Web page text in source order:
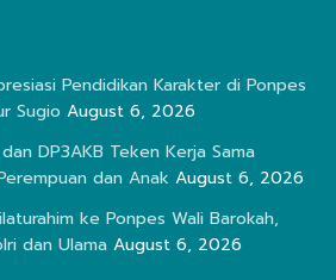
Pendidikan Karakter di Ponpes
Sugio August 6, 2026
DP3AKB Teken Kerja Sama
dan Anak August 6, 2026
ke Ponpes Wali Barokah,
dan Ulama August 6, 2026